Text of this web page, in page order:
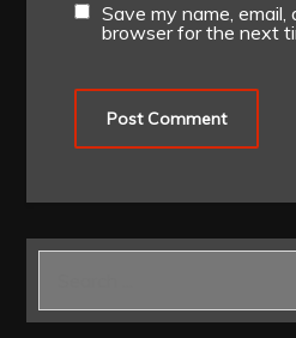
Save my name,
browser for the next